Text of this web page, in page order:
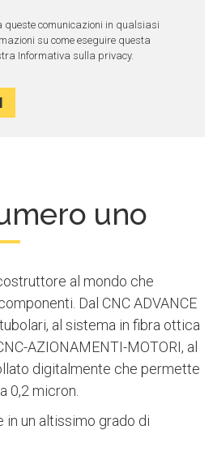
queste comunicazioni in qualsiasi
su come eseguire questa
Informativa sulla privacy.
uno
al mondo che
Dal CNC ADVANCE
al sistema in fibra ottica
AZIONAMENTI-MOTORI, al
digitalmente che permette
0,2 micron.
un altissimo grado di